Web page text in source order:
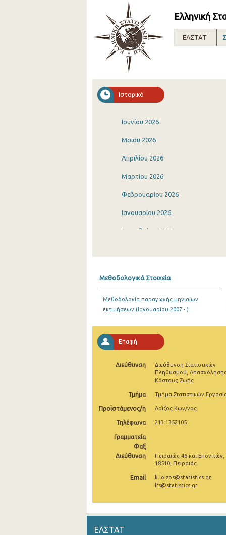
Ελληνική
ΕΛΣΤΑΤ
Ιστορικό
Ιουνίου 2026
Μαΐου 2026
Απριλίου 2026
Μαρτίου 2026
Φεβρουαρίου 2026
Ιανουαρίου 2026
Δεκεμβρίου 2025
Αυγούστου 2025
Ιουνίου 2025
Απριλίου 2025
Μαρτίου 2025
Φεβρουαρίου 2025
Δεκεμβρίου 2024
Νοεμβρίου 2024
Οκτωβρίου 2024
Σεπτεμβρίου 2024
Μεθοδολογικά Στοιχεία
Μεθοδολογία παραγωγής μηνιαίων
εκτιμήσεων (Ιανουαρίου 2007 - )
Επαφή
Διεύθυνση
Διεύθυνση Στατιστικών
Πληθυσμού, Απασχόλησης
Κόστους Ζωής
Τμήμα Τμήμα Στατιστικών
Προϊστάμενος/η Λοϊζος Κων/νος
Τηλέφωνα 213 1352105
Γραμματεία
Φαξ
Διεύθυνση
Πειραιώς 46 και
18510, Πειραιάς
Email
k.loizos@statistics.gr,
lfs@statistics.gr
ΕΛΣΤΑΤ